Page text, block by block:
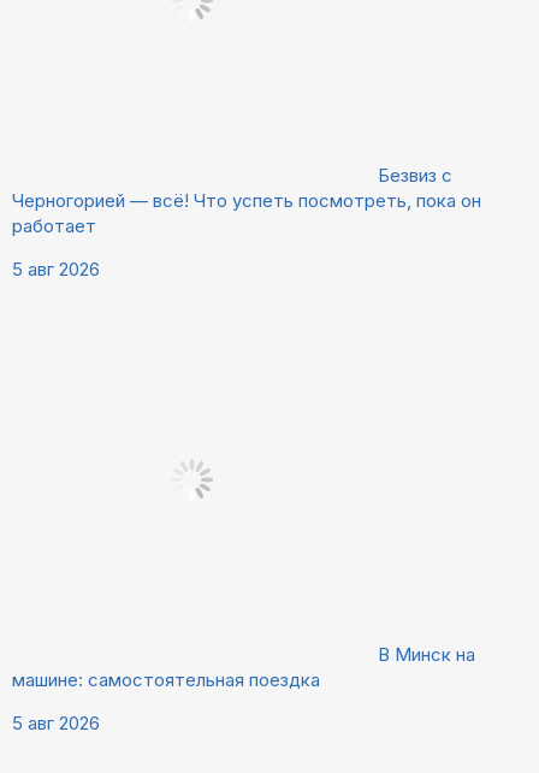
Безвиз с
Черногорией — всё! Что успеть посмотреть, пока он
работает
5 авг 2026
В Минск на
машине: самостоятельная поездка
5 авг 2026